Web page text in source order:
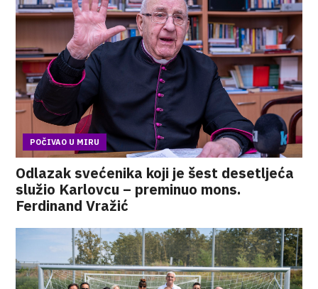
POČIVAO U MIRU
Odlazak svećenika koji je šest desetljeća
služio Karlovcu – preminuo mons.
Ferdinand Vražić